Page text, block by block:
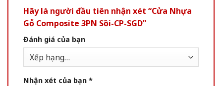
Hãy là người đầu tiên nhận xét “Cửa Nhựa
Gỗ Composite 3PN Sồi-CP-SGD”
Đánh giá của bạn
Nhận xét của bạn *